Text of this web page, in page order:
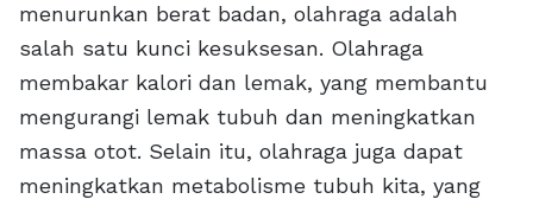
menurunkan berat badan, olahraga adalah
salah satu kunci kesuksesan. Olahraga
membakar kalori dan lemak, yang membantu
mengurangi lemak tubuh dan meningkatkan
massa otot. Selain itu, olahraga juga dapat
meningkatkan metabolisme tubuh kita, yang